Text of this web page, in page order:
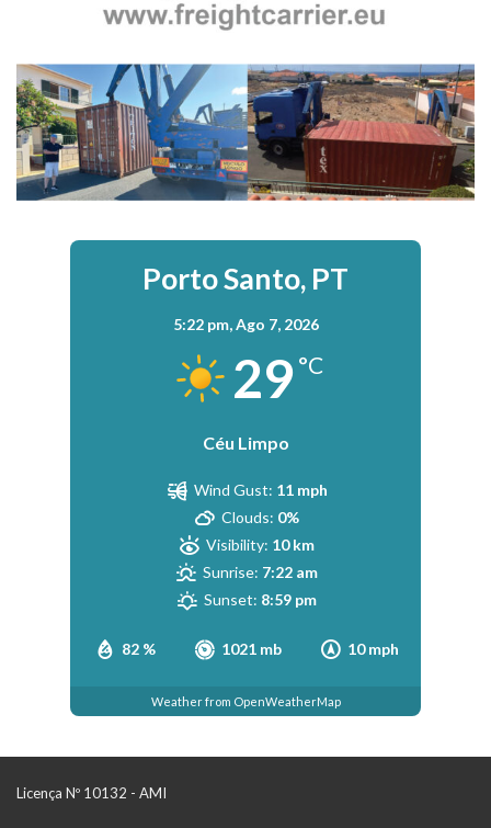
Porto Santo, PT
5:22 pm,Ago 7, 2026
29 °C
Céu Limpo
82 % 1021 mb 10 mph
Wind Gust: 11 mph
Clouds: 0%
Visibility: 10 km
Sunrise: 7:22 am
Sunset: 8:59 pm
Weather from OpenWeatherMap
Licença Nº 10132 - AMI